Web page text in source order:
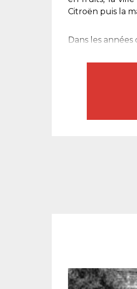
Citroën puis la
Dans les